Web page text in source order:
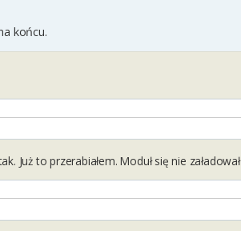
końcu.
Już to przerabiałem. Moduł się nie załadował